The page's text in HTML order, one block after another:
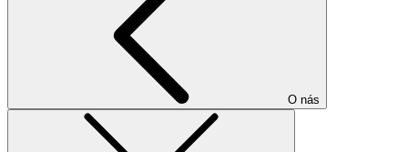
O nás